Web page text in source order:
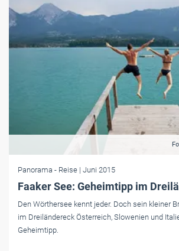
Panorama - Reise | Juni 2015
Faaker See: Geheimtipp im
Den Wörthersee kennt jeder. Doch sein kleiner
im Dreiländereck Österreich, Slowenien und
Geheimtipp.